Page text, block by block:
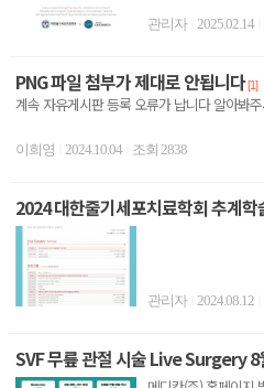
관리자 2025.02.14
PNG 파일 첨부가 제대로 안됩니다[1]
계속 자유게시판 등록 오류가 납니다 알아봐
이희영 2024.10.04 조회 2838
2024 대한줄기세포치료학회 추계학
관리자 2024.08.12
SVF 무릎 관절 시술 Live Surgery